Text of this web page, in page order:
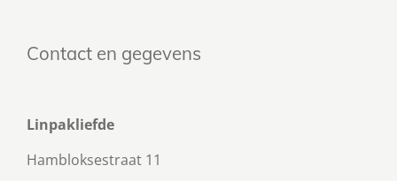
Contact en gegevens
Linpakliefde
Hambloksestraat 11